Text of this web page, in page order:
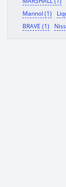
Mannol (1)
BRAVE (1)